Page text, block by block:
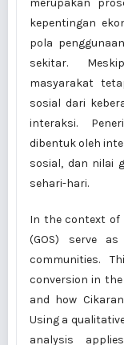
merupakan
kepentingan
pola
sekitar.
masyarakat
sosial dari
interaksi.
dibentuk oleh
sosial, dan nilai
sehari-hari.
In the context of
(GOS) serve
communities.
conversion in
and how
Using a
analysis